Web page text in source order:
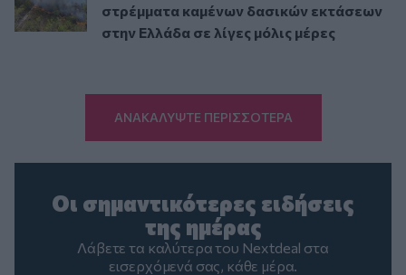
στρέμματα καμένων δασικών εκτάσεων
στην Ελλάδα σε λίγες μόλις μέρες
ΑΝΑΚΑΛΥΨΤΕ ΠΕΡΙΣΣΟΤΕΡΑ
Οι σημαντικότερες ειδήσεις
της ημέρας
Λάβετε τα καλύτερα του Nextdeal στα
εισερχόμενά σας, κάθε μέρα.